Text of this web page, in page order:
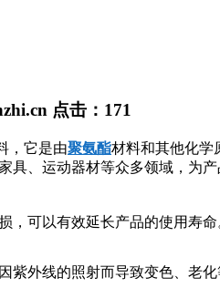
点击： 171
，它是由聚氨酯材料和其他化学
具、运动器材等众多领域，为
可以有效延长产品的使用寿
外线的照射而导致变色、老